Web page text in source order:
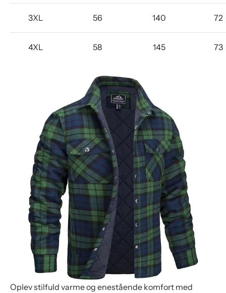
3XL 56 140 72
4XL 58 145 73
Oplev stilfuld varme og enestående komfort med